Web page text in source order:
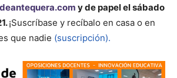
y de papel el sábado
¡Suscríbase y recíbalo en casa o en
que nadie (suscripción).